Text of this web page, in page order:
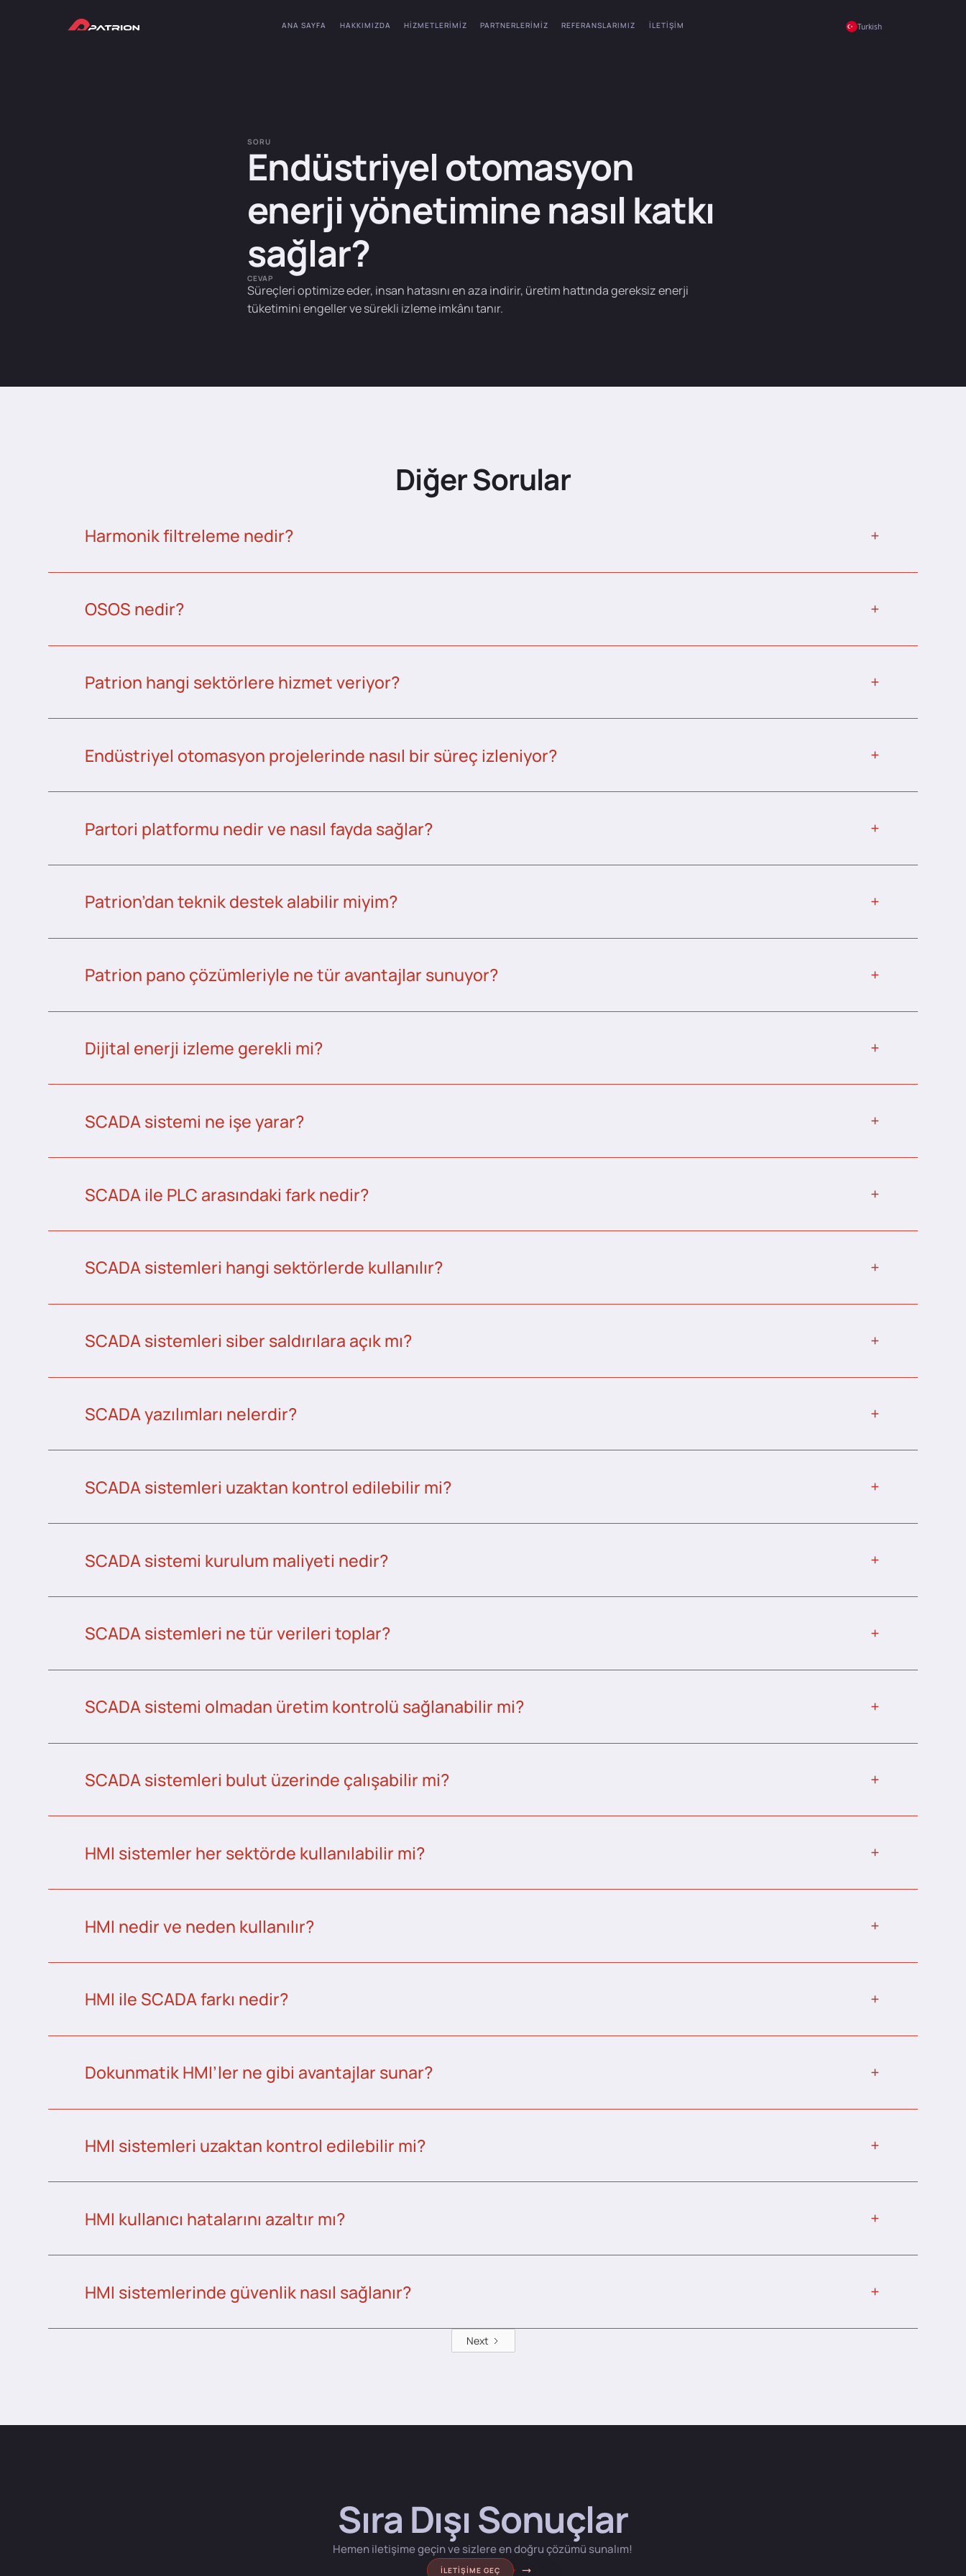
ANA SAYFA HAKKIMIZDA HIZMETLERIMIZ PARTNERLERIMIZ REFERANSLARIMIZ İLETIŞIM Turkish
SORU
Endüstriyel otomasyon
enerji yönetimine nasıl katkı
sağlar?
CEVAP
Süreçleri optimize eder, insan hatasını en aza indirir, üretim hattında gereksiz enerji
tüketimini engeller ve sürekli izleme imkânı tanır.
Diğer Sorular
Harmonik filtreleme nedir?
OSOS nedir?
Patrion hangi sektörlere hizmet veriyor?
Endüstriyel otomasyon projelerinde nasıl bir süreç izleniyor?
Partori platformu nedir ve nasıl fayda sağlar?
Patrion’dan teknik destek alabilir miyim?
Patrion pano çözümleriyle ne tür avantajlar sunuyor?
Dijital enerji izleme gerekli mi?
SCADA sistemi ne işe yarar?
SCADA ile PLC arasındaki fark nedir?
SCADA sistemleri hangi sektörlerde kullanılır?
SCADA sistemleri siber saldırılara açık mı?
SCADA yazılımları nelerdir?
SCADA sistemleri uzaktan kontrol edilebilir mi?
SCADA sistemi kurulum maliyeti nedir?
SCADA sistemleri ne tür verileri toplar?
SCADA sistemi olmadan üretim kontrolü sağlanabilir mi?
SCADA sistemleri bulut üzerinde çalışabilir mi?
HMI sistemler her sektörde kullanılabilir mi?
HMI nedir ve neden kullanılır?
HMI ile SCADA farkı nedir?
Dokunmatik HMI’ler ne gibi avantajlar sunar?
HMI sistemleri uzaktan kontrol edilebilir mi?
HMI kullanıcı hatalarını azaltır mı?
HMI sistemlerinde güvenlik nasıl sağlanır?
Next
Sıra Dışı Sonuçlar
Hemen iletişime geçin ve sizlere en doğru çözümü sunalım!
İLETIŞIME GEÇ